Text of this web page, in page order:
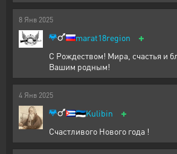
8 Янв 2025
marat18region +
С Рождеством! Мира, счастья и
Вашим родным!
4 Янв 2025
🇪🇪Kulibin +
Счастливого Нового года !